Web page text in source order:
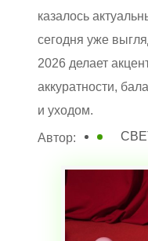
казалось
сегодня уже
2026 делает
аккуратности,
и уходом.
Автор: